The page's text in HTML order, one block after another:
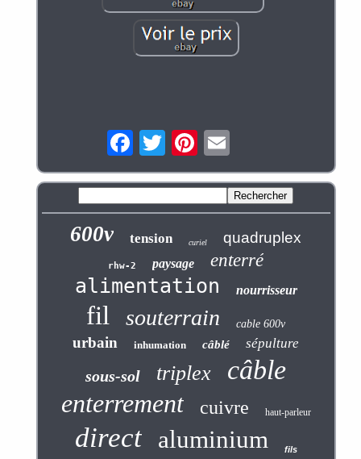
600v tension curiel quadruplex
rhw-2 paysage enterré
alimentation nourrisseur
fil souterrain cable 600v
urbain inhumation câblé sépulture
sous-sol triplex câble
enterrement cuivre haut-parleur
direct aluminium fils